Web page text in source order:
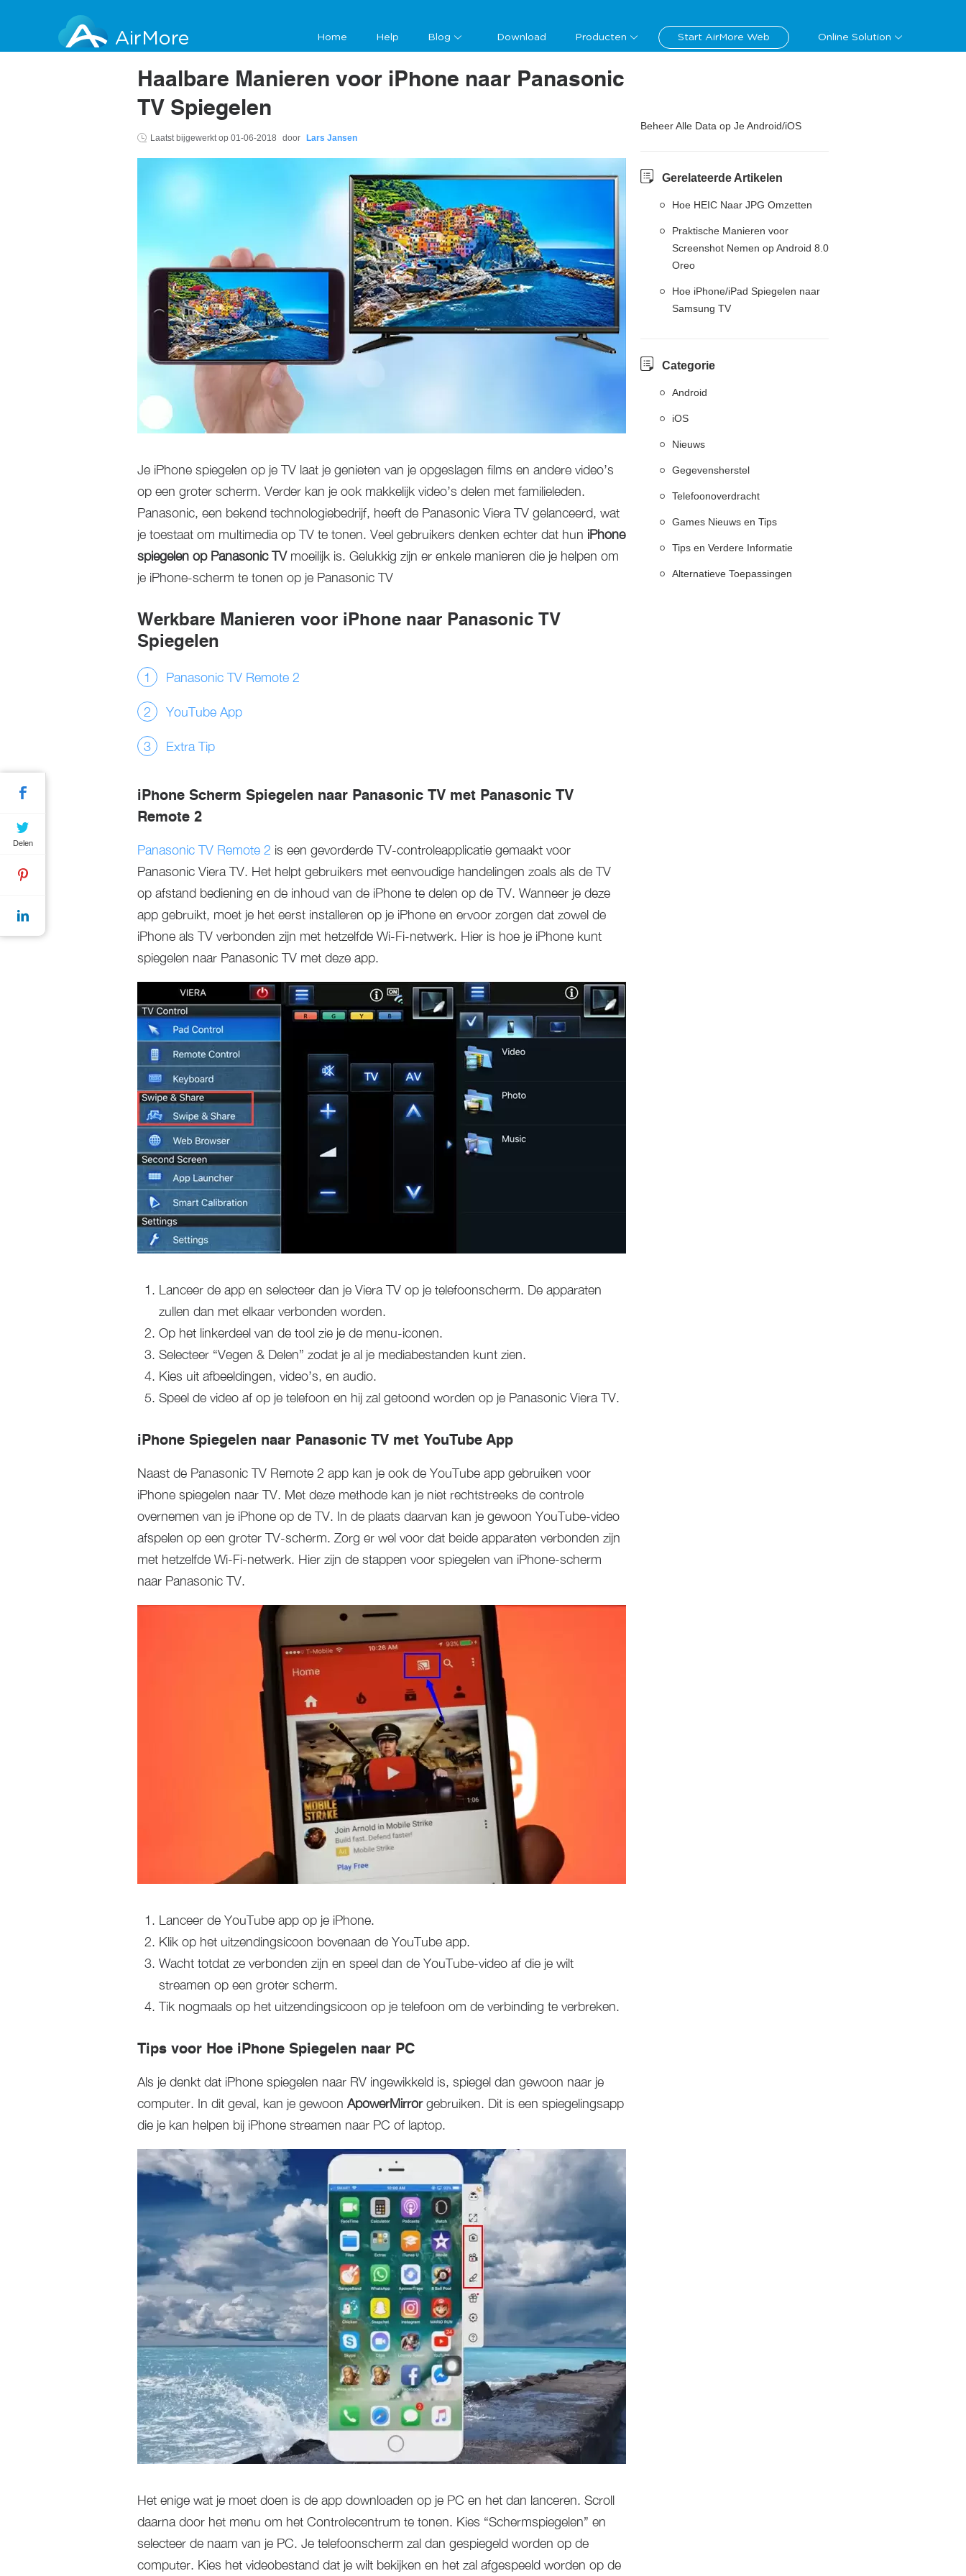
AirMore Home Help Blog Download Producten Start AirMore Web Online Solution
Haalbare Manieren voor iPhone naar Panasonic
TV Spiegelen
Laatst bijgewerkt op 01-06-2018 door Lars Jansen
Je iPhone spiegelen op je TV laat je genieten van je opgeslagen films en andere video’s
op een groter scherm. Verder kan je ook makkelijk video’s delen met familieleden.
Panasonic, een bekend technologiebedrijf, heeft de Panasonic Viera TV gelanceerd, wat
je toestaat om multimedia op TV te tonen. Veel gebruikers denken echter dat hun iPhone
spiegelen op Panasonic TVmoeilijk is. Gelukkig zijn er enkele manieren die je helpen om
je iPhone-scherm te tonen op je Panasonic TV
Werkbare Manieren voor iPhone naar Panasonic TV
Spiegelen
Panasonic TV Remote 2
YouTube App
Extra Tip
iPhone Scherm Spiegelen naar Panasonic TV met Panasonic TV
Remote 2
Panasonic TV Remote 2 is een gevorderde TV-controleapplicatie gemaakt voor
Panasonic Viera TV. Het helpt gebruikers met eenvoudige handelingen zoals als de TV
op afstand bediening en de inhoud van de iPhone te delen op de TV. Wanneer je deze
app gebruikt, moet je het eerst installeren op je iPhone en ervoor zorgen dat zowel de
iPhone als TV verbonden zijn met hetzelfde Wi-Fi-netwerk. Hier is hoe je iPhone kunt
spiegelen naar Panasonic TV met deze app.
Lanceer de app en selecteer dan je Viera TV op je telefoonscherm. De apparaten
zullen dan met elkaar verbonden worden.
Op het linkerdeel van de tool zie je de menu-iconen.
Selecteer “Vegen & Delen” zodat je al je mediabestanden kunt zien.
Kies uit afbeeldingen, video’s, en audio.
Speel de video af op je telefoon en hij zal getoond worden op je Panasonic Viera TV.
iPhone Spiegelen naar Panasonic TV met YouTube App
Naast de Panasonic TV Remote 2 app kan je ook de YouTube app gebruiken voor
iPhone spiegelen naar TV. Met deze methode kan je niet rechtstreeks de controle
overnemen van je iPhone op de TV. In de plaats daarvan kan je gewoon YouTube-video
afspelen op een groter TV-scherm. Zorg er wel voor dat beide apparaten verbonden zijn
met hetzelfde Wi-Fi-netwerk. Hier zijn de stappen voor spiegelen van iPhone-scherm
naar Panasonic TV.
Lanceer de YouTube app op je iPhone.
Klik op het uitzendingsicoon bovenaan de YouTube app.
Wacht totdat ze verbonden zijn en speel dan de YouTube-video af die je wilt
streamen op een groter scherm.
Tik nogmaals op het uitzendingsicoon op je telefoon om de verbinding te verbreken.
Tips voor Hoe iPhone Spiegelen naar PC
Als je denkt dat iPhone spiegelen naar RV ingewikkeld is, spiegel dan gewoon naar je
computer. In dit geval, kan je gewoon ApowerMirrorgebruiken. Dit is een spiegelingsapp
die je kan helpen bij iPhone streamen naar PC of laptop.
Het enige wat je moet doen is de app downloaden op je PC en het dan lanceren. Scroll
daarna door het menu om het Controlecentrum te tonen. Kies “Schermspiegelen” en
selecteer de naam van je PC. Je telefoonscherm zal dan gespiegeld worden op de
computer. Kies het videobestand dat je wilt bekijken en het zal afgespeeld worden op de
Beheer Alle Data op Je Android/iOS
Gerelateerde Artikelen
Hoe HEIC Naar JPG Omzetten
Praktische Manieren voor
Screenshot Nemen op Android 8.0
Oreo
Hoe iPhone/iPad Spiegelen naar
Samsung TV
Categorie
Android
iOS
Nieuws
Gegevensherstel
Telefoonoverdracht
Games Nieuws en Tips
Tips en Verdere Informatie
Alternatieve Toepassingen
Delen